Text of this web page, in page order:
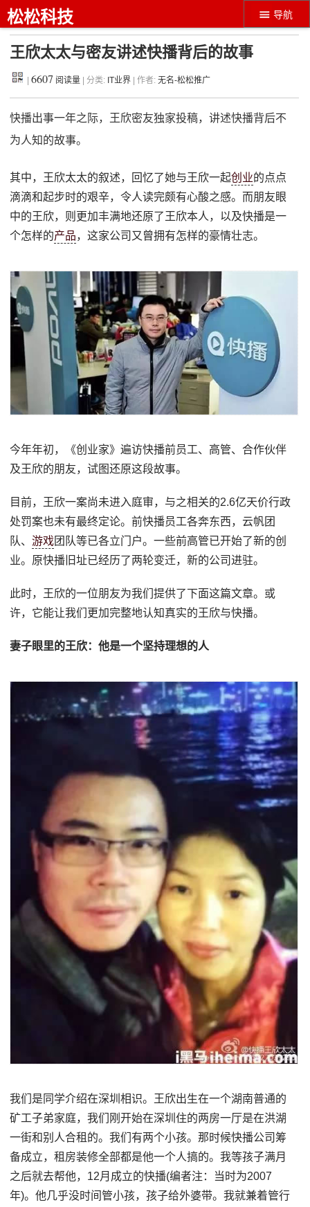
导航
松松科技
王欣太太与密友讲述快播背后的故事
|6607 阅读量 | 分类: IT业界 | 作者:无名-松松推广
快播出事一年之际，王欣密友独家投稿，讲述快播背后不
为人知的故事。
其中，王欣太太的叙述，回忆了她与王欣一起创业的点点
滴滴和起步时的艰辛，令人读完颇有心酸之感。而朋友眼
中的王欣，则更加丰满地还原了王欣本人，以及快播是一
个怎样的产品，这家公司又曾拥有怎样的豪情壮志。
今年年初，《创业家》遍访快播前员工、高管、合作伙伴
及王欣的朋友，试图还原这段故事。
目前，王欣一案尚未进入庭审，与之相关的2.6亿天价行政
处罚案也未有最终定论。前快播员工各奔东西，云帆团
队、游戏团队等已各立门户。一些前高管已开始了新的创
业。原快播旧址已经历了两轮变迁，新的公司进驻。
此时，王欣的一位朋友为我们提供了下面这篇文章。或
许，它能让我们更加完整地认知真实的王欣与快播。
妻子眼里的王欣：他是一个坚持理想的人
我们是同学介绍在深圳相识。王欣出生在一个湖南普通的
矿工子弟家庭，我们刚开始在深圳住的两房一厅是在洪湖
一街和别人合租的。我们有两个小孩。那时候快播公司筹
备成立，租房装修全部都是他一个人搞的。我等孩子满月
之后就去帮他，12月成立的快播(编者注：当时为2007
年)。他几乎没时间管小孩，孩子给外婆带。我就兼着管行